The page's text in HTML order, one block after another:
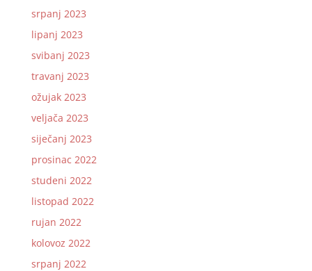
srpanj 2023
lipanj 2023
svibanj 2023
travanj 2023
ožujak 2023
veljača 2023
siječanj 2023
prosinac 2022
studeni 2022
listopad 2022
rujan 2022
kolovoz 2022
srpanj 2022